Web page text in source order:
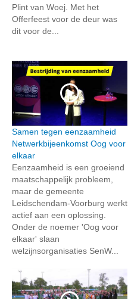
Plint van Woej. Met het
Offerfeest voor de deur was
dit voor de...
Samen tegen eenzaamheid
Netwerkbijeenkomst Oog voor
elkaar
Eenzaamheid is een groeiend
maatschappelijk probleem,
maar de gemeente
Leidschendam-Voorburg werkt
actief aan een oplossing.
Onder de noemer 'Oog voor
elkaar' slaan
welzijnsorganisaties SenW...